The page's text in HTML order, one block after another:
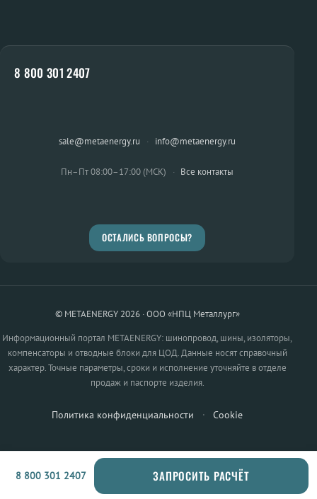
8 800 301 2407
sale@metaenergy.ru · info@metaenergy.ru
Пн–Пт 08:00–17:00 (МСК) · Все контакты
ОСТАЛИСЬ ВОПРОСЫ?
© METAENERGY 2026 · ООО «НПЦ Металлург»
Информационный портал METAENERGY: шинопровод, шины, изоляторы,
компенсаторы и отводные блоки для ЦОД. Данные носят справочный
характер. Точные параметры, сроки и исполнение уточняйте в отделе
продаж и паспорте изделия.
Политика конфиденциальности · Cookie
8 800 301 2407 ЗАПРОСИТЬ РАСЧЁТ